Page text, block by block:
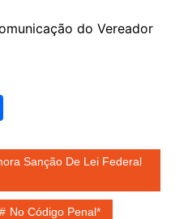
do Vereador
S
ar
e
Sanção De Lei Federal
No Código Penal*